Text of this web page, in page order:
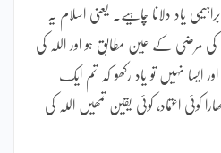
یاد دلانا چاہیے۔ یعنی اسلام یہ
کی مرضی کے عین مطابق ہو اور اللہ کی
نہیں تو یاد رکھو کہ تم ایک
کوئی اعتماد، کوئی یقین تمھیں اللہ کی